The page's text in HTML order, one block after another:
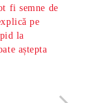
fi semne de
pe
la
aștepta